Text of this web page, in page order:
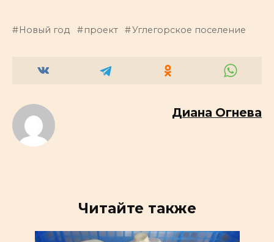
Новый год проект Углегорское поселение
Диана Огнева
Читайте также